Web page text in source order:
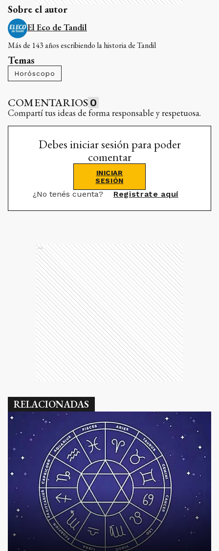
Sobre el autor
El Eco de Tandil
Más de 143 años escribiendo la historia de Tandil
Temas
Horóscopo
COMENTARIOS 0
Compartí tus ideas de forma responsable y respetuosa.
Debes iniciar sesión para poder
comentar
INICIAR
SESIÓN
¿No tenés cuenta? Registrate aquí
Ads
RELACIONADAS